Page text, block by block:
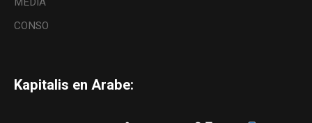
CONSO
Kapitalis en Arabe: